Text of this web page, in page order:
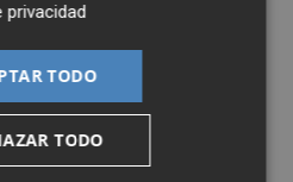
se había
abril, pero en las
anunciado que no
de junio. Sea como
que la temporada
privacidad
TODO
TODO